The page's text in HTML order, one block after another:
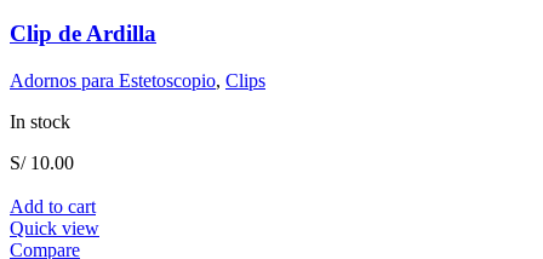
Clip de Ardilla
Adornos para Estetoscopio, Clips
In stock
S/10.00
Add to cart
Quick view
Compare